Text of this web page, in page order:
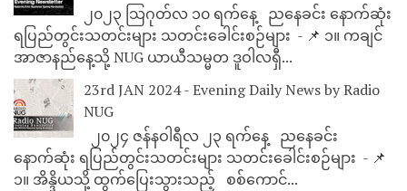
၂၀၂၃ သြဂုတ်လ ၁၀ ရက်နေ့ ညနေခင်း နောက်ဆုံး
ရပြည်တွင်းသတင်းများ သတင်းခေါင်းစဉ်များ - 📌 ၁။ ကချင်
အာဇာနည်နေ့သို့ NUG ယာယီသမ္မတ ဒူဝါလရှီ...
23rd JAN 2024 - Evening Daily News by Radio
NUG
၂၀၂၄ ဇန်နဝါရီလ ၂၃ ရက်နေ့ ညနေခင်း
နောက်ဆုံး ရပြည်တွင်းသတင်းများ သတင်းခေါင်းစဉ်များ - 📌
၁။ အိန္ဒိယသို့ ထွက်ပြေးသွားသည့် စစ်ကောင်...